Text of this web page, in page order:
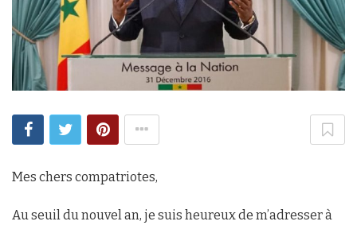
Mes chers compatriotes,
Au seuil du nouvel an, je suis heureux de m’adresser à